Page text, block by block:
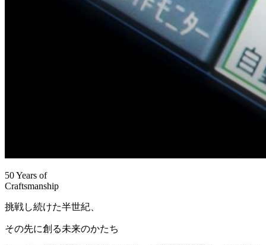
50 Years of
Craftsmanship
挑戦し続けた半世紀、
その先に創る未来のかたち